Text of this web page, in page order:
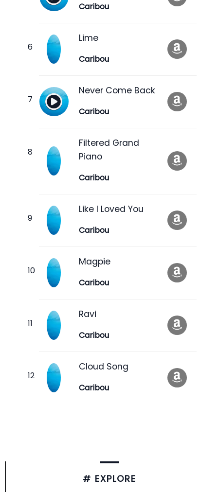
Caribou
Lime
Caribou
Never Come Back
Caribou
Filtered Grand
Piano
Caribou
Like I Loved You
Caribou
Magpie
Caribou
Ravi
Caribou
Cloud Song
Caribou
# EXPLORE